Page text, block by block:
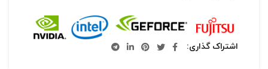
اشتراک گذاری